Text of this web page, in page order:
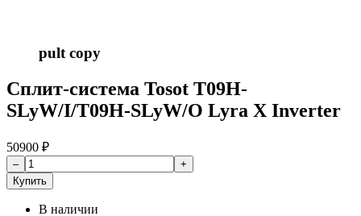
pult copy
Сплит-система Tosot T09H-
SLyW/I/T09H-SLyW/O Lyra X Inverter
50900 ₽
Купить
В наличии